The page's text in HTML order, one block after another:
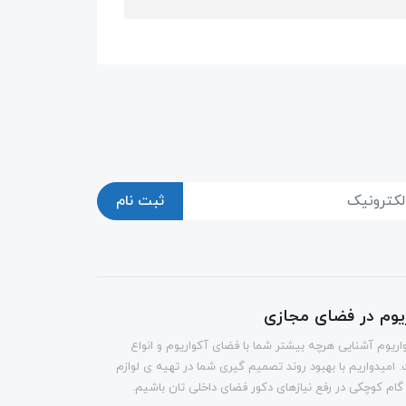
ثبت نام
در فضای مجازی
آشنایی هرچه بیشتر شما با فضای آکواریوم و انواع
امیدواریم با بهبود روند تصمیم گیری شما در تهیه ی لوازم
گام کوچکی در رفع نیازهای دکور فضای داخلی تان باشیم.